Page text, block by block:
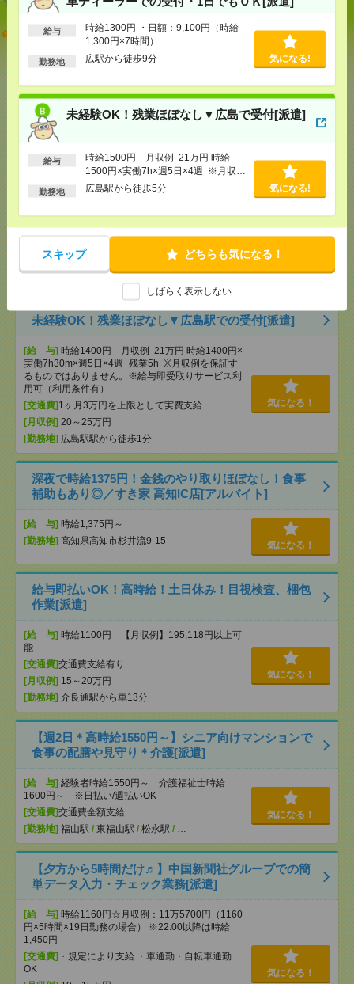
給与
時給1300円 ・日額：9,100円（時給
1,300円×7時間）
勤務地 広駅から徒歩9分 気になる!
未経験OK！残業ほぼなし▼広島で受付[派遣]
給与
時給1500円 月収例 21万円 時給
1500円×実働7h×週5日×4週 ※月収例
を保証するものではありません。※給
勤務地 広島駅から徒歩5分 気になる!
スキップ どちらも気になる！
しばらく表示しない
【単発】呉市広／8／8・9・22・23日＊自動車ディー
ラーでの受付・1日でもＯＫ[派遣]
円×7時間）
[交通費]
[勤務地]
広駅から徒歩9分
気になる！
未経験OK！残業ほぼなし▼広島で受付[派遣]
[給 与]時給1500円 月収例 21万円 時給1500円×
りません。※給与即受取りサービス利用可（利用条
件有）
1ヶ月3万円を上限として実費支給
20～25万円
未経験OK！残業ほぼなし▼広島駅での受付[派遣]
[給 与] 時給1400円 月収例 21万円 時給1400円×
実働7h30m×週5日×4週+残業5h ※月収例を保証す
るものではありません。※給与即受取りサービス利
用可（利用条件有）
[交通費]1ヶ月3万円を上限として実費支給
[月収例] 20～25万円
[勤務地] 広島駅駅から徒歩1分
気になる！
深夜で時給1375円！金銭のやり取りほぼなし！食事
補助もあり◎／すき家 高知IC店[アルバイト]
[給 与] 時給1,375円～
[勤務地] 高知県高知市杉井流9-15 気になる！
給与即払いOK！高時給！土日休み！目視検査、梱包
作業[派遣]
[給 与] 時給1100円 【月収例】195,118円以上可
能
[交通費]交通費支給有り
[月収例] 15～20万円
[勤務地] 介良通駅から車13分
気になる！
【週2日＊高時給1550円～】シニア向けマンションで
食事の配膳や見守り＊介護[派遣]
[給 与] 経験者時給1550円～ 介護福祉士時給
1600円～ ※日払い/週払いOK
[交通費]交通費全額支給
[勤務地] 福山駅 / 東福山駅 / 松永駅 /
気になる！
【夕方から5時間だけ♬】中国新聞社グループでの簡
単データ入力・チェック業務[派遣]
[給 与] 時給1160円☆月収例：11万5700円（1160
円×5時間×19日勤務の場合） ※22:00以降は時給
1,450円
[交通費] ・規定により支給 ・車通勤・自転車通勤
OK
気になる！